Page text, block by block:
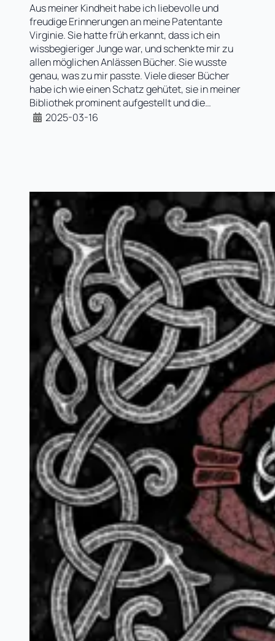
Aus meiner Kindheit habe ich liebevolle und
freudige Erinnerungen an meine Patentante
Virginie. Sie hatte früh erkannt, dass ich ein
wissbegieriger Junge war, und schenkte mir zu
allen möglichen Anlässen Bücher. Sie wusste
genau, was zu mir passte. Viele dieser Bücher
habe ich wie einen Schatz gehütet, sie in meiner
Bibliothek prominent aufgestellt und die…
2025-03-16